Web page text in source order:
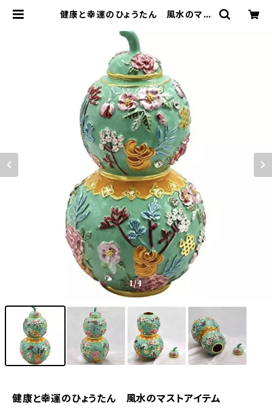
健康と幸運のひょうたん 風水のマス
ア
1/4
健康と幸運のひょうたん 風水のマストアイテム